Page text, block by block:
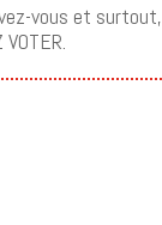
vous et surtout,
VOTER.